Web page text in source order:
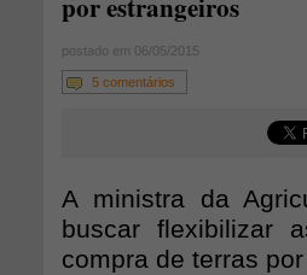
por estrangeiros
postado em 06/05/2015
5 comentários
A ministra da
buscar flexibilizar
compra de terras